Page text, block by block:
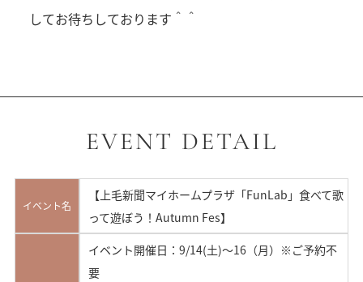
してお待ちしております＾＾
EVENT DETAIL
イベント名
【上毛新聞マイホームプラザ「FunLab」食べて歌
って遊ぼう！Autumn Fes】
イベント開催日：9/14(土)～16（月）※ご予約不
要